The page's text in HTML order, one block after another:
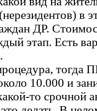
в
ДР.
этап. Есть
10.000 и
то срочной